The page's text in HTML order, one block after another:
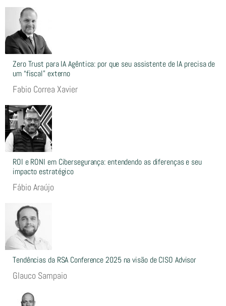
Zero Trust para IA Agêntica: por que seu assistente de IA precisa de
um “fiscal” externo
Fabio Correa Xavier
ROI e RONI em Cibersegurança: entendendo as diferenças e seu
impacto estratégico
Fábio Araújo
Tendências da RSA Conference 2025 na visão de CISO Advisor
Glauco Sampaio